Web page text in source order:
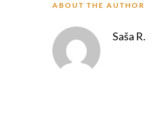
ABOUT THE AUTHOR
Saša R.